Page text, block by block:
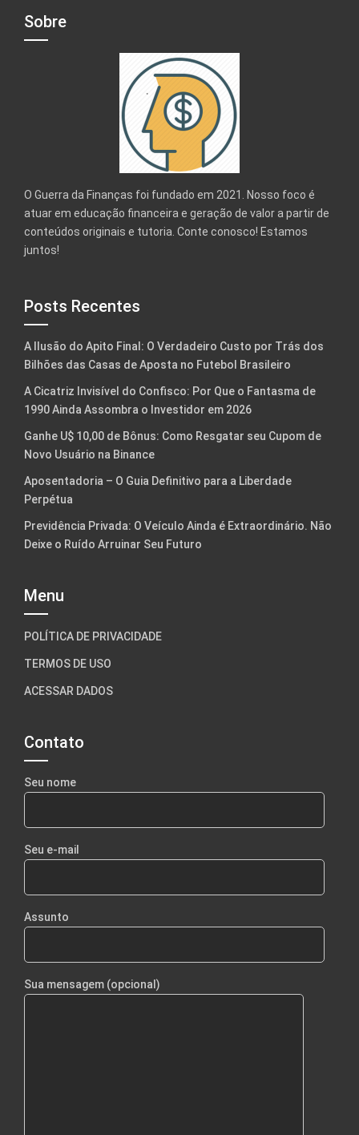
Sobre
O Guerra da Finanças foi fundado em 2021. Nosso foco é
atuar em educação financeira e geração de valor a partir de
conteúdos originais e tutoria. Conte conosco! Estamos
juntos!
Posts Recentes
A Ilusão do Apito Final: O Verdadeiro Custo por Trás dos
Bilhões das Casas de Aposta no Futebol Brasileiro
A Cicatriz Invisível do Confisco: Por Que o Fantasma de
1990 Ainda Assombra o Investidor em 2026
Ganhe U$ 10,00 de Bônus: Como Resgatar seu Cupom de
Novo Usuário na Binance
Aposentadoria – O Guia Definitivo para a Liberdade
Perpétua
Previdência Privada: O Veículo Ainda é Extraordinário. Não
Deixe o Ruído Arruinar Seu Futuro
Menu
POLÍTICA DE PRIVACIDADE
TERMOS DE USO
ACESSAR DADOS
Contato
Seu nome
Seu e-mail
Assunto
Sua mensagem (opcional)